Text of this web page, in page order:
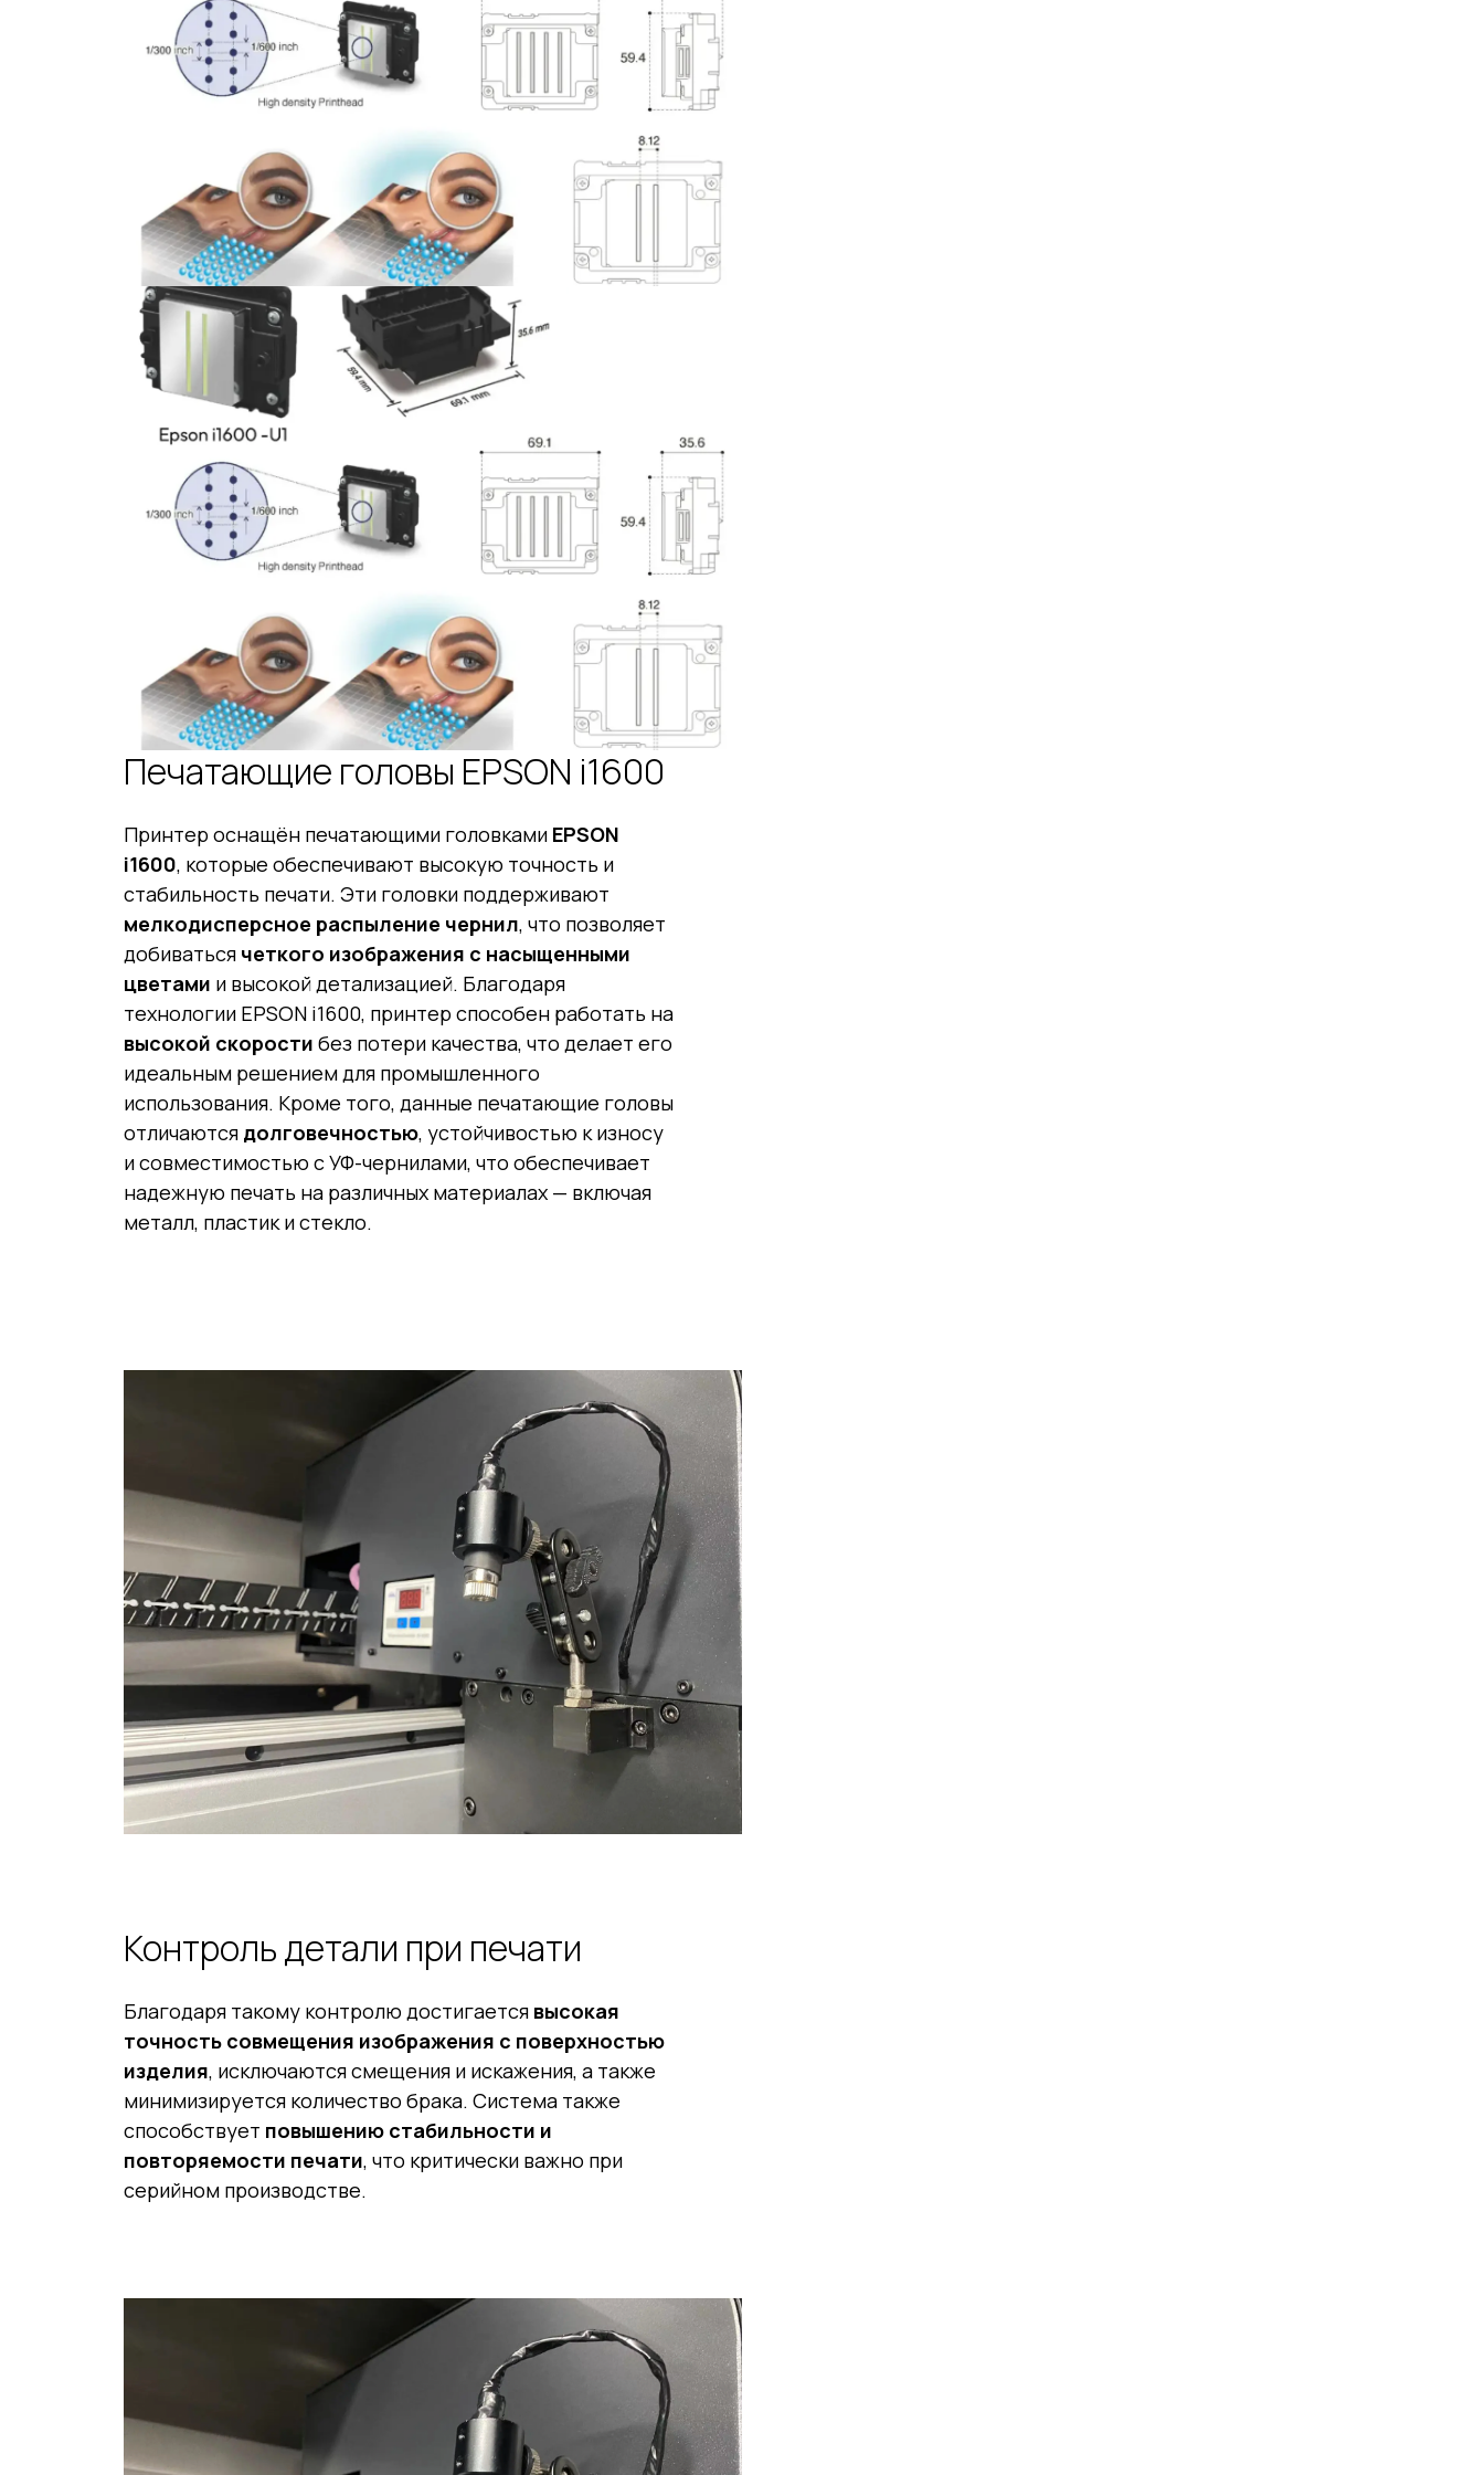
Печатающие головы EPSON i1600
Принтер оснащён печатающими головками EPSON
i1600, которые обеспечивают высокую точность и
стабильность печати. Эти головки поддерживают
мелкодисперсное распыление чернил, что позволяет
добиваться четкого изображения с насыщенными
цветами и высокой детализацией. Благодаря
технологии EPSON i1600, принтер способен работать на
высокой скорости без потери качества, что делает его
идеальным решением для промышленного
использования. Кроме того, данные печатающие головы
отличаются долговечностью, устойчивостью к износу
и совместимостью с УФ-чернилами, что обеспечивает
надежную печать на различных материалах — включая
металл, пластик и стекло.
Контроль детали при печати
Благодаря такому контролю достигается высокая
точность совмещения изображения с поверхностью
изделия, исключаются смещения и искажения, а также
минимизируется количество брака. Система также
способствует повышению стабильности и
повторяемости печати, что критически важно при
серийном производстве.